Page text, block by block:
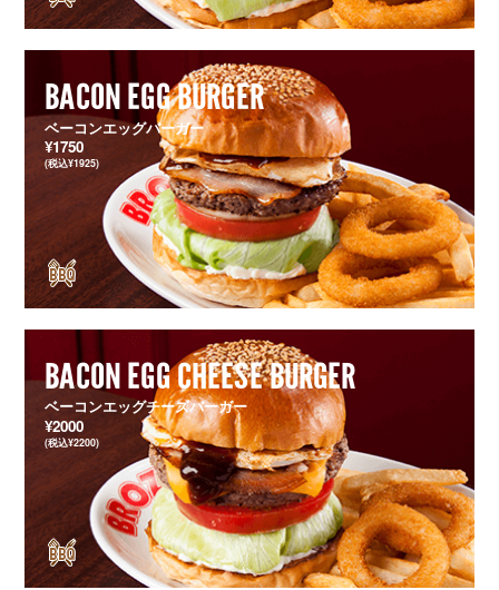
BACON EGG BURGER
ベーコンエッグバーガー
¥1750
(税込¥1925)
BACON EGG CHEESE BURGER
ベーコンエッグチーズバーガー
¥2000
(税込¥2200)